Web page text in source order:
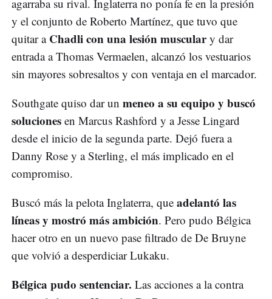
agarraba su rival. Inglaterra no ponía fe en la presión
y el conjunto de Roberto Martínez, que tuvo que
quitar a Chadli con una lesión musculary dar
entrada a Thomas Vermaelen, alcanzó los vestuarios
sin mayores sobresaltos y con ventaja en el marcador.
Southgate quiso dar un meneo a su equipo y buscó
soluciones en Marcus Rashford y a Jesse Lingard
desde el inicio de la segunda parte. Dejó fuera a
Danny Rose y a Sterling, el más implicado en el
compromiso.
Buscó más la pelota Inglaterra, que adelantó las
líneas y mostró más ambición. Pero pudo Bélgica
hacer otro en un nuevo pase filtrado de De Bruyne
que volvió a desperdiciar Lukaku.
Bélgica pudo sentenciar. Las acciones a la contra